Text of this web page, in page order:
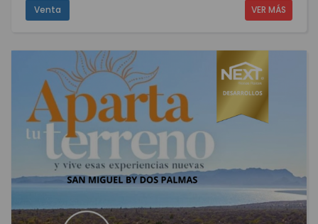
Venta VER MÁS